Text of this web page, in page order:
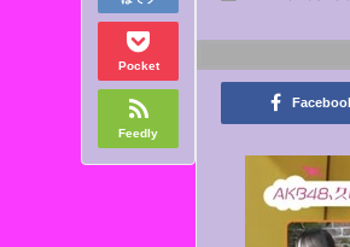
Pocket
Feedly